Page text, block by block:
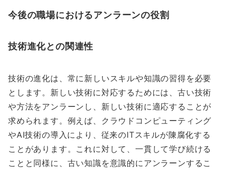
今後の職場におけるアンラーンの役割
技術進化との関連性
技術の進化は、常に新しいスキルや知識の習得を必要
とします。新しい技術に対応するためには、古い技術
や方法をアンラーンし、新しい技術に適応することが
求められます。例えば、クラウドコンピューティング
やAI技術の導入により、従来のITスキルが陳腐化する
ことがあります。これに対して、一貫して学び続ける
ことと同様に、古い知識を意識的にアンラーンするこ